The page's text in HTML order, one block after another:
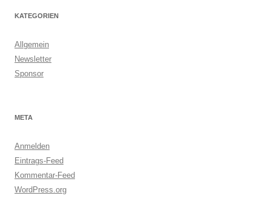
KATEGORIEN
Allgemein
Newsletter
Sponsor
META
Anmelden
Eintrags-Feed
Kommentar-Feed
WordPress.org